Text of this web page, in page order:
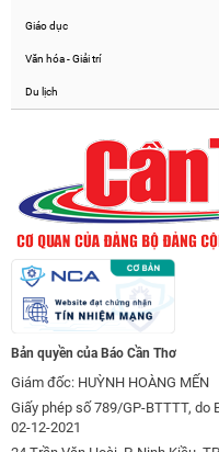
Giáo dục
Văn hóa - Giải trí
Du lịch
Bản quyền của Báo Cần Thơ
Giám đốc: HUỲNH HOÀNG MẾN
Giấy phép số 789/GP-BTTTT, do
02-12-2021